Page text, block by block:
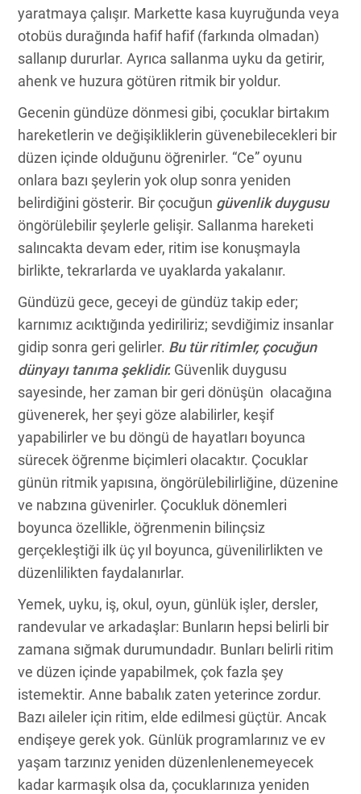
yaratmaya çalışır. Markette kasa kuyruğunda veya
otobüs durağında hafif hafif (farkında olmadan)
sallanıp dururlar. Ayrıca sallanma uyku da getirir,
ahenk ve huzura götüren ritmik bir yoldur.
Gecenin gündüze dönmesi gibi, çocuklar birtakım
hareketlerin ve değişikliklerin güvenebilecekleri bir
düzen içinde olduğunu öğrenirler. “Ce” oyunu
onlara bazı şeylerin yok olup sonra yeniden
belirdiğini gösterir. Bir çocuğun güvenlik duygusu
öngörülebilir şeylerle gelişir. Sallanma hareketi
salıncakta devam eder, ritim ise konuşmayla
birlikte, tekrarlarda ve uyaklarda yakalanır.
Gündüzü gece, geceyi de gündüz takip eder;
karnımız acıktığında yediriliriz; sevdiğimiz insanlar
gidip sonra geri gelirler. Bu tür ritimler, çocuğun
dünyayı tanıma şeklidir. Güvenlik duygusu
sayesinde, her zaman bir geri dönüşün olacağına
güvenerek, her şeyi göze alabilirler, keşif
yapabilirler ve bu döngü de hayatları boyunca
sürecek öğrenme biçimleri olacaktır. Çocuklar
günün ritmik yapısına, öngörülebilirliğine, düzenine
ve nabzına güvenirler. Çocukluk dönemleri
boyunca özellikle, öğrenmenin bilinçsiz
gerçekleştiği ilk üç yıl boyunca, güvenilirlikten ve
düzenlilikten faydalanırlar.
Yemek, uyku, iş, okul, oyun, günlük işler, dersler,
randevular ve arkadaşlar: Bunların hepsi belirli bir
zamana sığmak durumundadır. Bunları belirli ritim
ve düzen içinde yapabilmek, çok fazla şey
istemektir. Anne babalık zaten yeterince zordur.
Bazı aileler için ritim, elde edilmesi güçtür. Ancak
endişeye gerek yok. Günlük programlarınız ve ev
yaşam tarzınız yeniden düzenlenlenemeyecek
kadar karmaşık olsa da, çocuklarınıza yeniden